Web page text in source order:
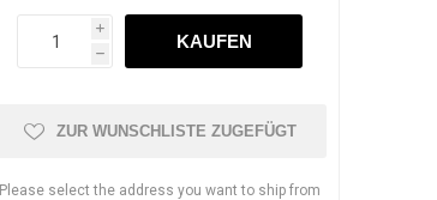
i
h
ZUR WUNSCHLISTE ZUGEFÜGT
Please select the address you want to ship from